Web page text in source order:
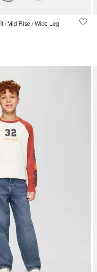
/ Mid Rise / Wide Leg